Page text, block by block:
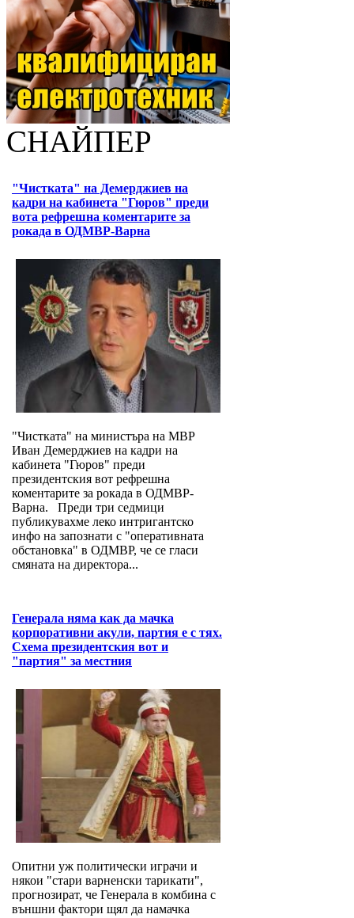
СНАЙПЕР
"Чистката" на Демерджиев на
кадри на кабинета "Гюров" преди
вота рефрешна коментарите за
рокада в ОДМВР-Варна
"Чистката" на министъра на МВР
Иван Демерджиев на кадри на
кабинета "Гюров" преди
президентския вот рефрешна
коментарите за рокада в ОДМВР-
Варна. Преди три седмици
публикувахме леко интригантско
инфо на запознати с "оперативната
обстановка" в ОДМВР, че се гласи
смяната на директора...
Генерала няма как да мачка
корпоративни акули, партия е с тях.
Схема президентския вот и
"партия" за местния
Опитни уж политически играчи и
някои "стари варненски тарикати",
прогнозират, че Генерала в комбина с
външни фактори щял да намачка